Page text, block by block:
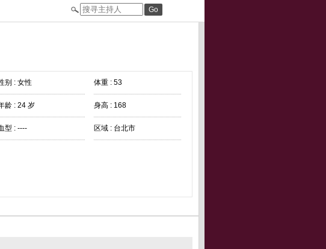
别 : 女性 体重 : 53
龄 : 24 岁 身高 : 168
型 : ---- 区域 : 台北市